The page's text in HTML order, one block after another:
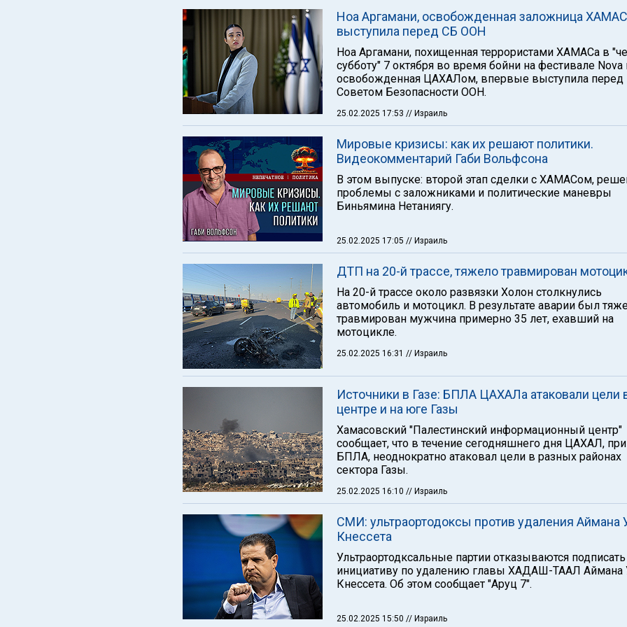
Ноа Аргамани, освобожденная заложница
выступила перед СБ ООН
Ноа Аргамани, похищенная террористами ХАМАСа в
субботу" 7 октября во время бойни на фестивале Nova
освобожденная ЦАХАЛом, впервые выступила перед
Советом Безопасности ООН.
25.02.2025 17:53 // Израиль
Мировые кризисы: как их решают политики.
Видеокомментарий Габи Вольфсона
В этом выпуске: второй этап сделки с ХАМАСом,
проблемы с заложниками и политические маневры
Биньямина Нетаниягу.
25.02.2025 17:05 // Израиль
ДТП на 20-й трассе, тяжело травмирован
На 20-й трассе около развязки Холон столкнулись
автомобиль и мотоцикл. В результате аварии был
травмирован мужчина примерно 35 лет, ехавший на
мотоцикле.
25.02.2025 16:31 // Израиль
Источники в Газе: БПЛА ЦАХАЛа атаковали цели
центре и на юге Газы
Хамасовский "Палестинский информационный центр"
сообщает, что в течение сегодняшнего дня ЦАХАЛ,
БПЛА, неоднократно атаковал цели в разных районах
сектора Газы.
25.02.2025 16:10 // Израиль
СМИ: ультраортодоксы против удаления Аймана
Кнессета
Ультраортодксальные партии отказываются подписать
инициативу по удалению главы ХАДАШ-ТААЛ Аймана
Кнессета. Об этом сообщает "Аруц 7".
25.02.2025 15:50 // Израиль